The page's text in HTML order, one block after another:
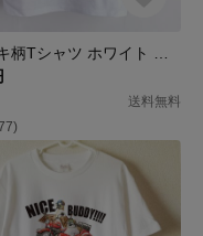
送料無料